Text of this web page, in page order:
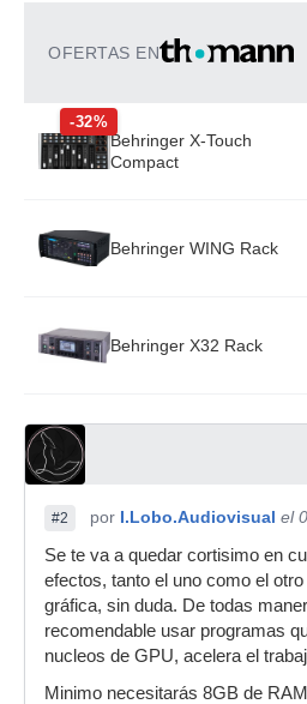
OFERTAS EN
-32%
Behringer X-Touch
Compact
Behringer WING Rack
Behringer X32 Rack
#2 por I.Lobo.Audiovisual el
Se te va a quedar cortisimo en
efectos, tanto el uno como el
gráfica, sin duda. De todas
recomendable usar programas
nucleos de GPU, acelera el
Minimo necesitarás 8GB de